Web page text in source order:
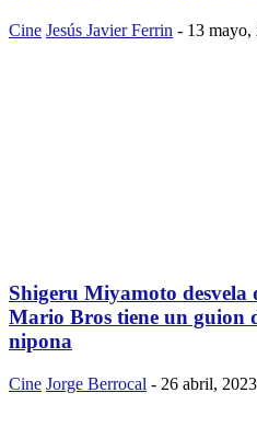
Cine Jesús Javier Ferrin - 13 mayo,
Shigeru Miyamoto desvela
Mario Bros tiene un guion
nipona
Cine Jorge Berrocal - 26 abril, 2023